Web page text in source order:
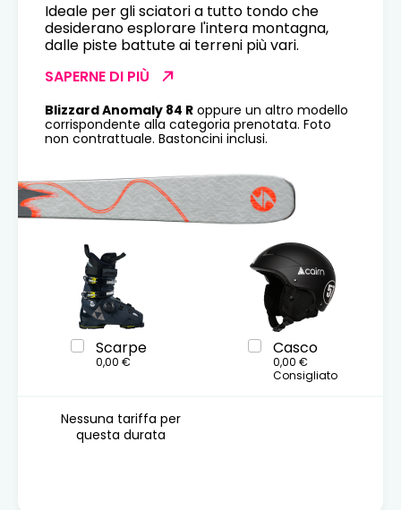
Ideale per gli sciatori a tutto tondo che
desiderano esplorare l'intera montagna,
dalle piste battute ai terreni più vari.
SAPERNE DI PIÙ
Blizzard Anomaly 84 R oppure un altro modello
corrispondente alla categoria prenotata. Foto
non contrattuale. Bastoncini inclusi.
Scarpe
0,00 €
Casco
0,00 €
Consigliato
Nessuna tariffa per
questa durata